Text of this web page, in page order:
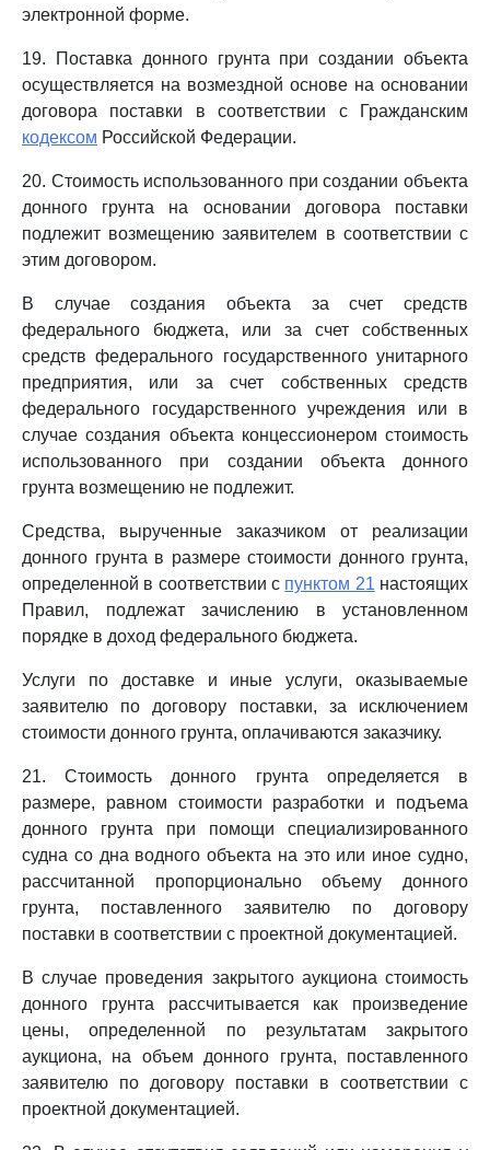
электронной форме.
19. Поставка донного грунта при создании объекта
осуществляется на возмездной основе на основании
договора поставки в соответствии с Гражданским
кодексом Российской Федерации.
20. Стоимость использованного при создании объекта
донного грунта на основании договора поставки
подлежит возмещению заявителем в соответствии с
этим договором.
В случае создания объекта за счет средств
федерального бюджета, или за счет собственных
средств федерального государственного унитарного
предприятия, или за счет собственных средств
федерального государственного учреждения или в
случае создания объекта концессионером стоимость
использованного при создании объекта донного
грунта возмещению не подлежит.
Средства, вырученные заказчиком от реализации
донного грунта в размере стоимости донного грунта,
определенной в соответствии с пунктом 21 настоящих
Правил, подлежат зачислению в установленном
порядке в доход федерального бюджета.
Услуги по доставке и иные услуги, оказываемые
заявителю по договору поставки, за исключением
стоимости донного грунта, оплачиваются заказчику.
21. Стоимость донного грунта определяется в
размере, равном стоимости разработки и подъема
донного грунта при помощи специализированного
судна со дна водного объекта на это или иное судно,
рассчитанной пропорционально объему донного
грунта, поставленного заявителю по договору
поставки в соответствии с проектной документацией.
В случае проведения закрытого аукциона стоимость
донного грунта рассчитывается как произведение
цены, определенной по результатам закрытого
аукциона, на объем донного грунта, поставленного
заявителю по договору поставки в соответствии с
проектной документацией.